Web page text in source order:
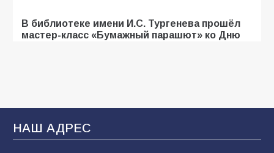
В библиотеке имени И.С. Тургенева прошёл
мастер-класс «Бумажный парашют» ко Дню
«Мобилизация или набор?» Что на самом
деле происходит в армии России в августе
2026 года
НАШ АДРЕС